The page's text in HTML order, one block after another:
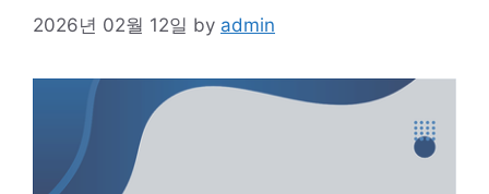
2026년 02월 12일 by admin